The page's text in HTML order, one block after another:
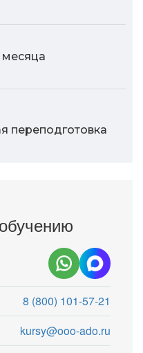
месяца
переподготовка
8 (800) 101-57-21
kursy@ooo-ado.ru